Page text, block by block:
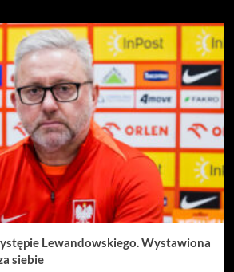
Lewandowskiego. Wystawiona
siebie